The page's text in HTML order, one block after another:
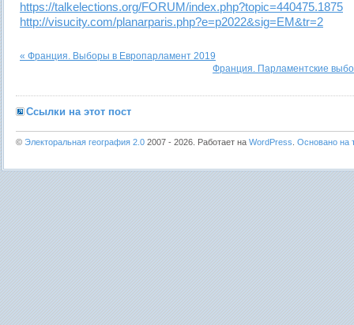
https://talkelections.org/FORUM/index.php?topic=440475.1875
http://visucity.com/planarparis.php?e=p2022&sig=EM&tr=2
« Франция. Выборы в Европарламент 2019
Франция. Парламентские
Ссылки на этот пост
© Электоральная география 2.0 2007 - 2026. Работает на WordPress Основано на